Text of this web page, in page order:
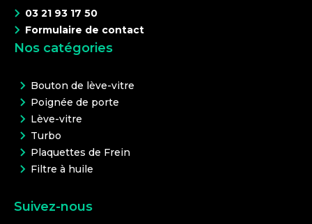
03 21 93 17 50
Formulaire de contact
Nos catégories
Bouton de lève-vitre
Poignée de porte
Lève-vitre
Turbo
Plaquettes de Frein
Filtre à huile
Suivez-nous